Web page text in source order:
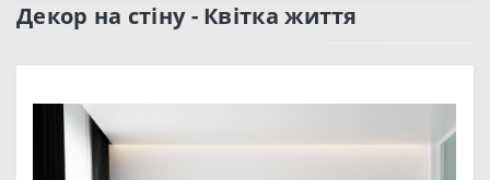
Декор на стіну - Квітка життя